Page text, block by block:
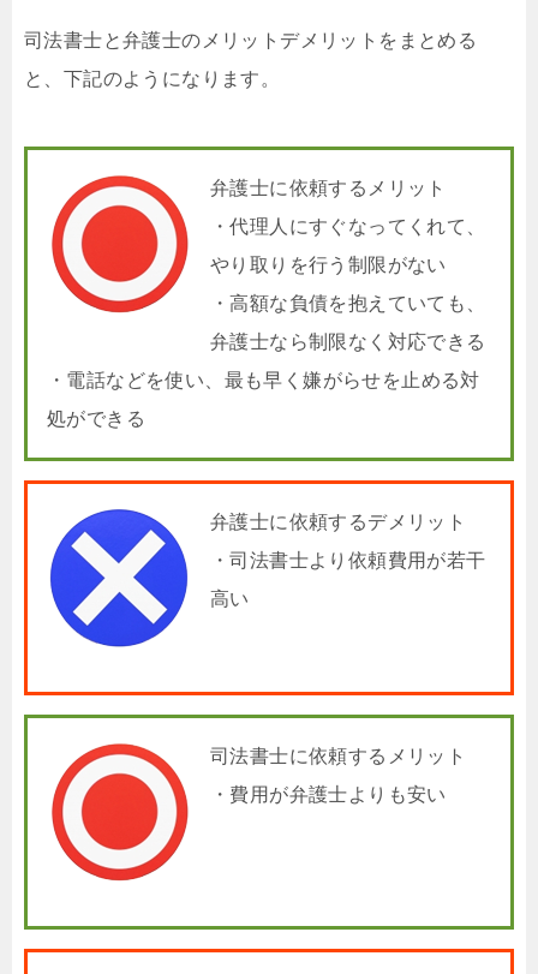
司法書士と弁護士のメリットデメリットをまとめる
と、下記のようになります。
弁護士に依頼するメリット
・代理人にすぐなってくれて、
やり取りを行う制限がない
・高額な負債を抱えていても、
弁護士なら制限なく対応できる
・電話などを使い、最も早く嫌がらせを止める対
処ができる
弁護士に依頼するデメリット
・司法書士より依頼費用が若干
高い
司法書士に依頼するメリット
・費用が弁護士よりも安い